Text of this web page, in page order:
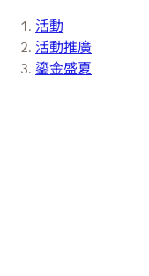
活動
活動推廣
鎏金盛夏